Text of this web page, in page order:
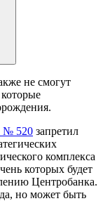
не смогут
№ 520 запретил
комплекса
которых будет
Центробанка.
но может быть